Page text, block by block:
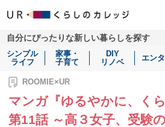
自分にぴったりな新しい暮らしを探す
シンプル
ライフ
家事・
子育て
DIY
リノベ
エン
ROOMIE×UR
マンガ『ゆるやかに、く
第11話 ～高３女子、受験